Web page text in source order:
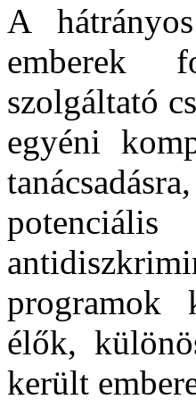
A
emberek
szolgáltató
egyéni
programok
élők,
került